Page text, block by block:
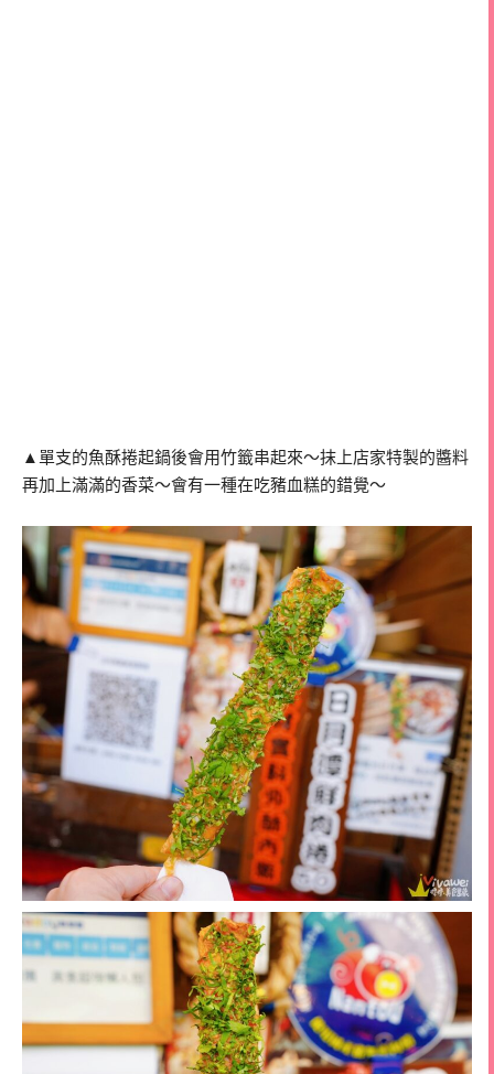
▲單支的魚酥捲起鍋後會用竹籤串起來～抹上店家特製的醬料
再加上滿滿的香菜～會有一種在吃豬血糕的錯覺～